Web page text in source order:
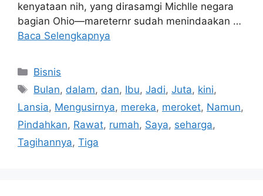
kenyataan nih, yang dirasamgi Michlle negara
bagian Ohio—mareternr sudah menindaakan …
Baca Selengkapnya
Kategori
Bisnis
Tag
Bulan, dalam, dan, Ibu,Jadi,Juta, kini,
Lansia, Mengusirnya, mereka, meroket, Namun,
Pindahkan, Rawat, rumah, Saya, seharga,
Tagihannya, Tiga